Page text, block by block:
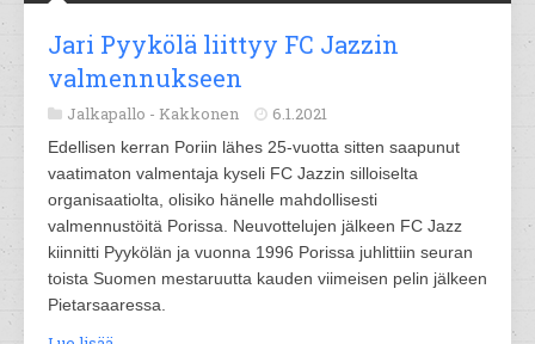
Jari Pyykölä liittyy FC Jazzin
valmennukseen
Jalkapallo - Kakkonen 6.1.2021
Edellisen kerran Poriin lähes 25-vuotta sitten saapunut
vaatimaton valmentaja kyseli FC Jazzin silloiselta
organisaatiolta, olisiko hänelle mahdollisesti
valmennustöitä Porissa. Neuvottelujen jälkeen FC Jazz
kiinnitti Pyykölän ja vuonna 1996 Porissa juhlittiin seuran
toista Suomen mestaruutta kauden viimeisen pelin jälkeen
Pietarsaaressa.